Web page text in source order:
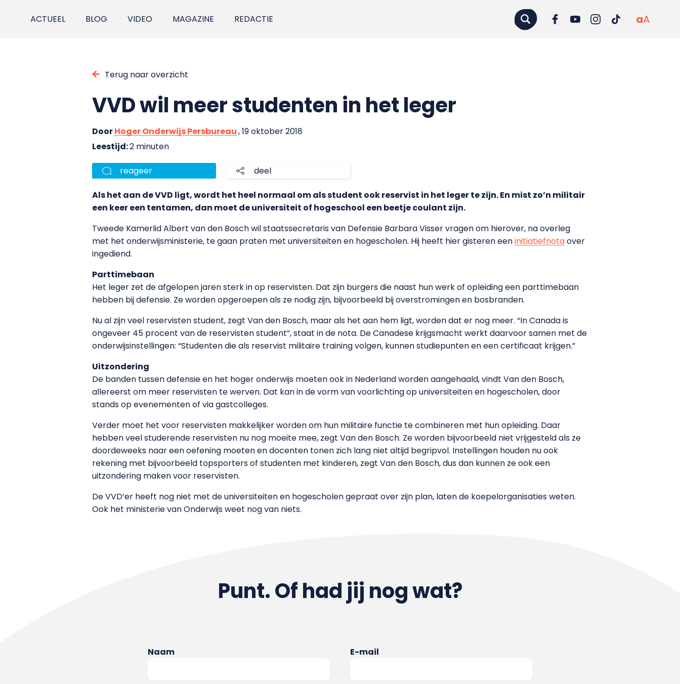
ACTUEEL BLOG VIDEO MAGAZINE REDACTIE aA
Terug naar overzicht
VVD wil meer studenten in het leger
DoorHoger Onderwijs Persbureau, 19 oktober 2018
Leestijd:2 minuten
reageer deel
Als het aan de VVD ligt, wordt het heel normaal om als student ook reservist in het leger te zijn. En mist zo’n militair
een keer een tentamen, dan moet de universiteit of hogeschool een beetje coulant zijn.
Tweede Kamerlid Albert van den Bosch wil staatssecretaris van Defensie Barbara Visser vragen om hierover, na overleg
met het onderwijsministerie, te gaan praten met universiteiten en hogescholen. Hij heeft hier gisteren eeninitiatiefnotaover
ingediend.
Parttimebaan
Het leger zet de afgelopen jaren sterk in op reservisten. Dat zijn burgers die naast hun werk of opleiding een parttimebaan
hebben bij defensie. Ze worden opgeroepen als ze nodig zijn, bijvoorbeeld bij overstromingen en bosbranden.
Nu al zijn veel reservisten student, zegt Van den Bosch, maar als het aan hem ligt, worden dat er nog meer. “In Canada is
ongeveer 45 procent van de reservisten student”, staat in de nota. De Canadese krijgsmacht werkt daarvoor samen met de
onderwijsinstellingen: “Studenten die als reservist militaire training volgen, kunnen studiepunten en een certificaat krijgen.”
Uitzondering
De banden tussen defensie en het hoger onderwijs moeten ook in Nederland worden aangehaald, vindt Van den Bosch,
allereerst om meer reservisten te werven. Dat kan in de vorm van voorlichting op universiteiten en hogescholen, door
stands op evenementen of via gastcolleges.
Verder moet het voor reservisten makkelijker worden om hun militaire functie te combineren met hun opleiding. Daar
hebben veel studerende reservisten nu nog moeite mee, zegt Van den Bosch. Ze worden bijvoorbeeld niet vrijgesteld als ze
doordeweeks naar een oefening moeten en docenten tonen zich lang niet altijd begripvol. Instellingen houden nu ook
rekening met bijvoorbeeld topsporters of studenten met kinderen, zegt Van den Bosch, dus dan kunnen ze ook een
uitzondering maken voor reservisten.
De VVD’er heeft nog niet met de universiteiten en hogescholen gepraat over zijn plan, laten de koepelorganisaties weten.
Ook het ministerie van Onderwijs weet nog van niets.
Punt. Of had jij nog wat?
Naam E-mail